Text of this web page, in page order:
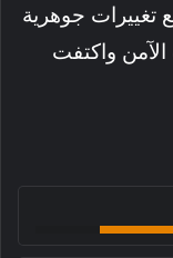
تغييرات جوهرية
واكتفت